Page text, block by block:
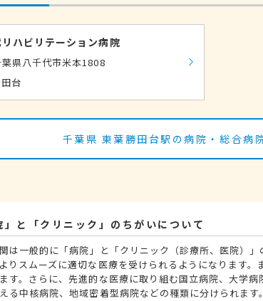
ハビリテーション病院
県八千代市米本1808
台
千葉県 東葉勝田台駅の病院・総合病
」と「クリニック」のちがいについて
は一般的に「病院」と「クリニック（診療所、医院）
りスムーズに適切な医療を受けられるようになります
す。さらに、先進的な医療に取り組む国立病院、大学
る中核病院、地域密着型病院などの種類に分けられます。